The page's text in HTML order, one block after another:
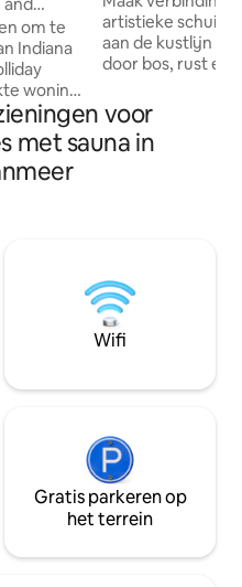
om te
Indiana
woning
en een
en
artistieke
aan de kustlijn
door bos, rust en
11 volwassenen
kinderen op
een toeslag).
meer is beperkt
waterstanden.*
voor
met sauna in
Wifi
Gratis parkeren op
het terrein